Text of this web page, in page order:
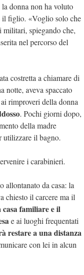
donna non ha voluto
il figlio. «Voglio solo che
militari, spiegando che,
nel percorso del
costretta a chiamare di
notte, aveva spaccato
rimproveri della donna
. Pochi giorni dopo,
della madre
utilizzare il bagno.
i carabinieri.
allontanato da casa: la
chiesto il carcere ma il
familiare e il
e ai luoghi frequentati
restare a una distanza
con lei in alcun